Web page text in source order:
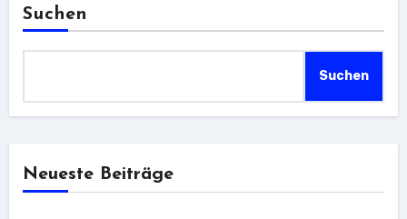
Suchen
Suchen
Neueste Beiträge